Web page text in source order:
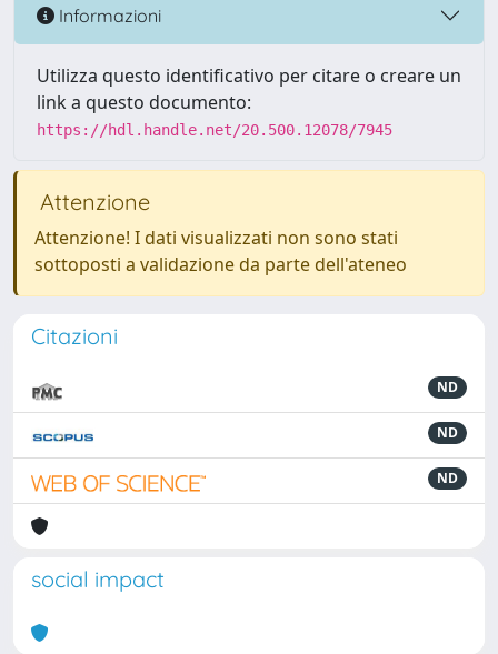
Informazioni
Utilizza questo identificativo per citare o creare un
link a questo documento:
https://hdl.handle.net/20.500.12078/7945
Attenzione
Attenzione! I dati visualizzati non sono stati
sottoposti a validazione da parte dell'ateneo
Citazioni
ND
ND
ND
social impact